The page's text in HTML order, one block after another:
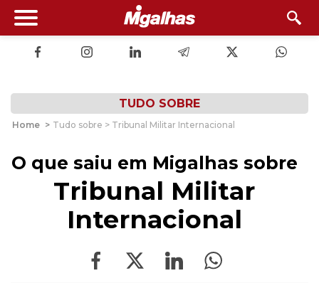
TUDO SOBRE
Home > Tudo sobre > Tribunal Militar Internacional
O que saiu em Migalhas sobre
Tribunal Militar
Internacional